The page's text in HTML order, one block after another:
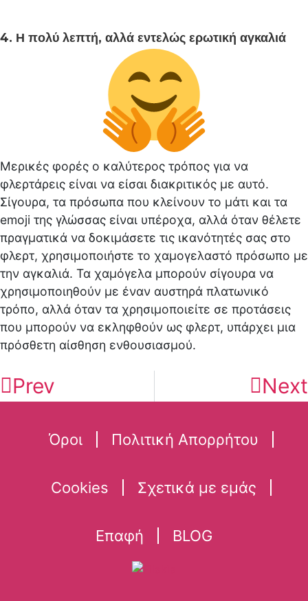
4. Η πολύ λεπτή, αλλά εντελώς ερωτική αγκαλιά
Μερικές φορές ο καλύτερος τρόπος για να
φλερτάρεις είναι να είσαι διακριτικός με αυτό.
Σίγουρα, τα πρόσωπα που κλείνουν το μάτι και τα
emoji της γλώσσας είναι υπέροχα, αλλά όταν θέλετε
πραγματικά να δοκιμάσετε τις ικανότητές σας στο
φλερτ, χρησιμοποιήστε το χαμογελαστό πρόσωπο με
την αγκαλιά. Τα χαμόγελα μπορούν σίγουρα να
χρησιμοποιηθούν με έναν αυστηρά πλατωνικό
τρόπο, αλλά όταν τα χρησιμοποιείτε σε προτάσεις
που μπορούν να εκληφθούν ως φλερτ, υπάρχει μια
πρόσθετη αίσθηση ενθουσιασμού.
Prev Next
Όροι Πολιτική Απορρήτου
Cookies Σχετικά με εμάς
Επαφή BLOG